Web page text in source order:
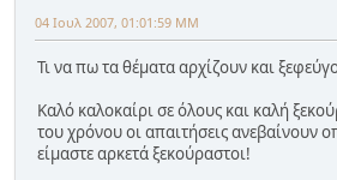
04 Ιουλ 2007, 01:01:59 ΜΜ
Τι να πω τα θέματα αρχίζουν και
Καλό καλοκαίρι σε όλους και καλή
του χρόνου οι απαιτήσεις ανεβαίνουν
είμαστε αρκετά ξεκούραστοι!